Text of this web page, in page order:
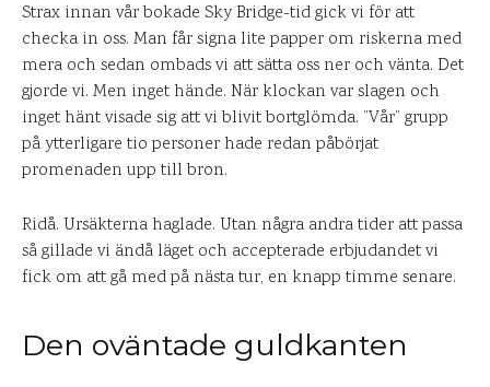
Strax innan vår bokade Sky Bridge-tid gick vi för att
checka in oss. Man får signa lite papper om riskerna med
mera och sedan ombads vi att sätta oss ner och vänta. Det
gjorde vi. Men inget hände. När klockan var slagen och
inget hänt visade sig att vi blivit bortglömda. ”Vår” grupp
på ytterligare tio personer hade redan påbörjat
promenaden upp till bron.
Ridå. Ursäkterna haglade. Utan några andra tider att passa
så gillade vi ändå läget och accepterade erbjudandet vi
fick om att gå med på nästa tur, en knapp timme senare.
Den oväntade guldkanten